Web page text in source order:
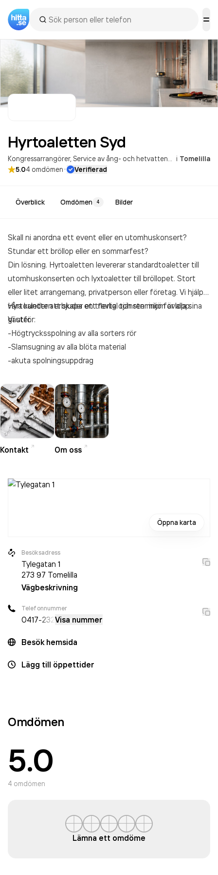
Hyrtoaletten Syd
Kongressarrangörer Service av ång- och hetvattenpannor i Tomelilla
5.04 omdömen· Verifierad
Överblick Omdömen 4 Bilder
Skall ni anordna ett event eller en utomhuskonsert?
Stundar ett bröllop eller en sommarfest?
Din lösning. Hyrtoaletten levererar standardtoaletter till
utomhuskonserten och lyxtoaletter till bröllopet. Stort
eller litet arrangemang, privatperson eller företag. Vi hjälper
våra kunder att skapa en trevlig och ren miljö för alla sina
gäster.
Hyrtoaletten erbjuder ett flertal tjänster inom avlopp:
Vi utför:
-Högtrycksspolning av alla sorters rör
-Slamsugning av alla blöta material
-akuta spolningsuppdrag
Kontakt Om oss
Öppna karta
Besöksadress
Tylegatan 1
273 97 Tomelilla
Vägbeskrivning
Telefonnummer
0417-232Visa nummer
Besök hemsida
Lägg till öppettider
Omdömen
5.0
4 omdömen
Lämna ett omdöme